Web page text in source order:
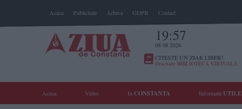
Acasa Publicitate Arhiva GDPR Contact
19:57
08 08 2026
CITESTE UN ZIAR LIBER!
Deschide BIBLIOTECA VIRTUALĂ
Acasa Video In CONSTANTA Informatii UTILE